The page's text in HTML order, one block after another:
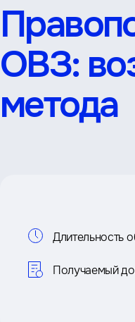
ОВЗ:
метода
о
курсе
Длительность
Получаемый